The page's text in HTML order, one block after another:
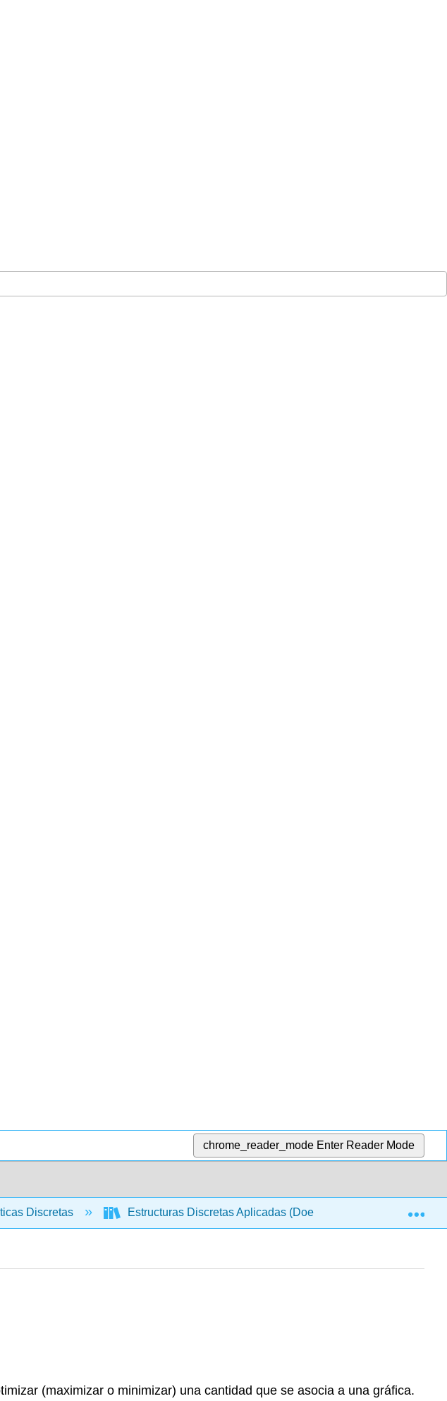
chrome_reader_mode Enter Reader Mode
Discretas Estructuras Discretas Aplicadas (Doerr y Levasseur)
(maximizar o minimizar) una cantidad que se asocia a una gráfica.